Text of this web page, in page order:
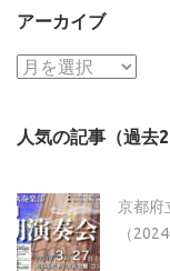
アーカイブ
ア
イ
人気の記事（過去
京都府
（